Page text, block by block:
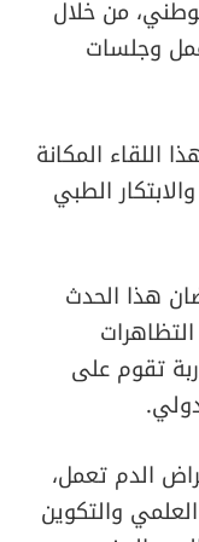
من خلال
وجلسات
اللقاء المكانة
الطبي
هذا الحدث
تقوم على
الدم تعمل،
العلمي والتكوين